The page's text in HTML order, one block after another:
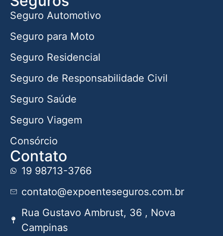
Seguro Automotivo
Seguro para Moto
Seguro Residencial
Seguro de Responsabilidade Civil
Seguro Saúde
Seguro Viagem
Consórcio
Contato
19 98713-3766
contato@expoenteseguros.com.br
Rua Gustavo Ambrust, 36 , Nova
Campinas